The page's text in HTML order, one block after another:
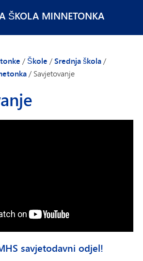
ŠKOLA MINNETONKA
/ Škole /Srednja škola/
/ Savjetovanje
savjetodavni odjel!